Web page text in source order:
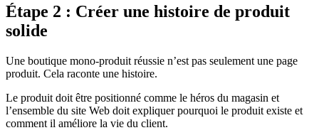
Étape 2 : Créer une histoire de produit
solide
Une boutique mono-produit réussie n’est pas seulement une page
produit. Cela raconte une histoire.
Le produit doit être positionné comme le héros du magasin et
l’ensemble du site Web doit expliquer pourquoi le produit existe et
comment il améliore la vie du client.